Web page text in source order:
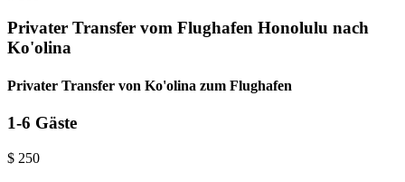
Privater Transfer vom Flughafen Honolulu nach
Ko'olina
Privater Transfer von Ko'olina zum Flughafen
1-6 Gäste
$ 250